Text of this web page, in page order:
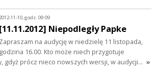
11-10, godz. 09:09
[11.11.2012] Niepodległy Papke
Zapraszam na audycję w niedzielę 11 listopada,
godzina 16.00. Kto może niech przygotuje
gdyż prócz nieco nowszych wersji, w audycji… »